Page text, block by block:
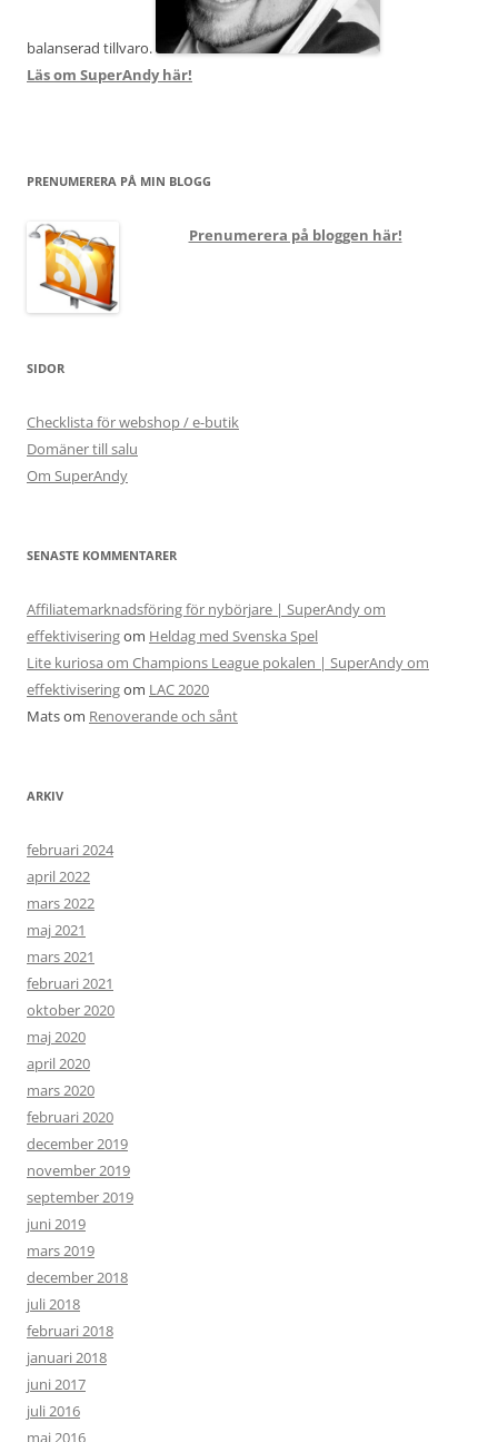
balanserad tillvaro.
Läs om SuperAndy här!
PRENUMERERA PÅ MIN BLOGG
Prenumerera på bloggen här!
SIDOR
Checklista för webshop / e-butik
Domäner till salu
Om SuperAndy
SENASTE KOMMENTARER
Affiliatemarknadsföring för nybörjare | SuperAndy om
effektiviseringom Heldag med Svenska Spel
Lite kuriosa om Champions League pokalen | SuperAndy om
effektiviseringom LAC 2020
Matsom Renoverande och sånt
ARKIV
februari 2024
april 2022
mars 2022
maj 2021
mars 2021
februari 2021
oktober 2020
maj 2020
april 2020
mars 2020
februari 2020
december 2019
november 2019
september 2019
juni 2019
mars 2019
december 2018
juli 2018
februari 2018
januari 2018
juni 2017
juli 2016
maj 2016